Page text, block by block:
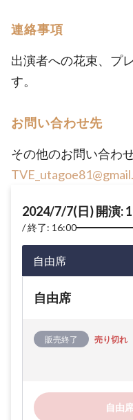
連絡事項
出演者への花束、プ
す。
お問い合わせ先
その他のお問い合わ
2024/7/7(日) 開演:
終了: 16:00
自由席
自由席
販売終了 売り切れ
自由